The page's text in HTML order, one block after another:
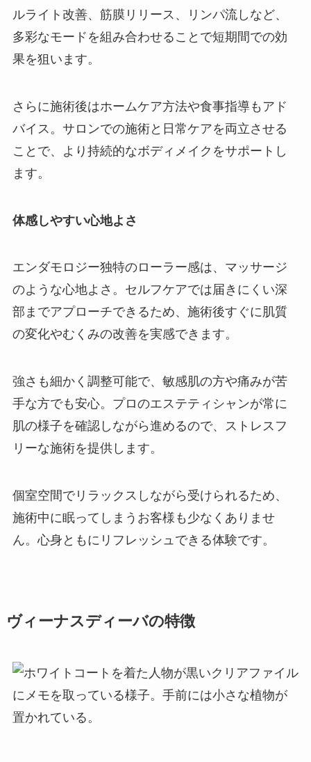
ルライト改善、筋膜リリース、リンパ流しなど、
多彩なモードを組み合わせることで短期間での効
果を狙います。
さらに施術後はホームケア方法や食事指導もアド
バイス。サロンでの施術と日常ケアを両立させる
ことで、より持続的なボディメイクをサポートし
ます。
体感しやすい心地よさ
エンダモロジー独特のローラー感は、マッサージ
のような心地よさ。セルフケアでは届きにくい深
部までアプローチできるため、施術後すぐに肌質
の変化やむくみの改善を実感できます。
強さも細かく調整可能で、敏感肌の方や痛みが苦
手な方でも安心。プロのエステティシャンが常に
肌の様子を確認しながら進めるので、ストレスフ
リーな施術を提供します。
個室空間でリラックスしながら受けられるため、
施術中に眠ってしまうお客様も少なくありませ
ん。心身ともにリフレッシュできる体験です。
ヴィーナスディーバの特徴